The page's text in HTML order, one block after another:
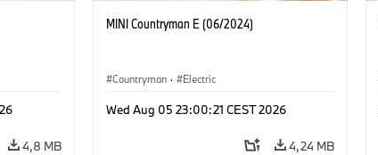
4,8 MB
MINI Countryman E (06/2024)
Countryman · Electric
Wed Aug 05 23:00:21 CEST 2026
4,24 MB